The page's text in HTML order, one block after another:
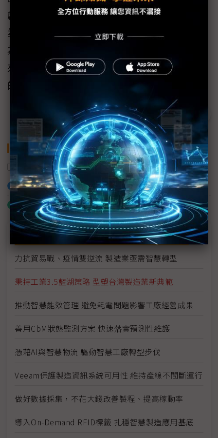
創新、提升聰明生產。順著這個脈絡，台灣企
業應投入「藍湖策略」而非「藍海策略」，因
為湖的規模小，工業先進國家看不上眼、不會
來搶你的地盤，更是淬鍊隱形冠軍、製造典範
的契機所在。
關鍵字
工業3.5 智慧製造 簡禎富
加入已選取到「關鍵字追蹤」
什麼是「關鍵字追蹤」
議題精選－2020智慧工廠(新竹)論壇專輯
力抗貿易戰、疫情雙逆流 製造業亟需智慧轉型
秉持工業3.5藍湖策略 型塑台灣製造業新典範
推動智慧能效管理 避免耗電問題影響工廠經營成果
善用CbM狀態監測方案 快速落實預測性維護
憑藉AI與智慧物流 驅動智慧工廠轉型步伐
Veeam保護製造資訊系統可用性 維持產線不間斷運行
做好數據採集，不花大錢改善製程、提高稼動率
導入On-Demand RFID標籤 扎穩智慧製造應用基底